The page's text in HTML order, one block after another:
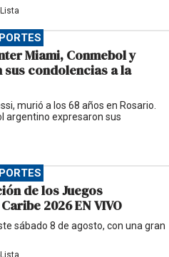
Miami, Conmebol y
sus condolencias a la
murió a los 68 años en Rosario.
argentino expresaron sus
de los Juegos
2026 EN VIVO
sábado 8 de agosto, con una gran